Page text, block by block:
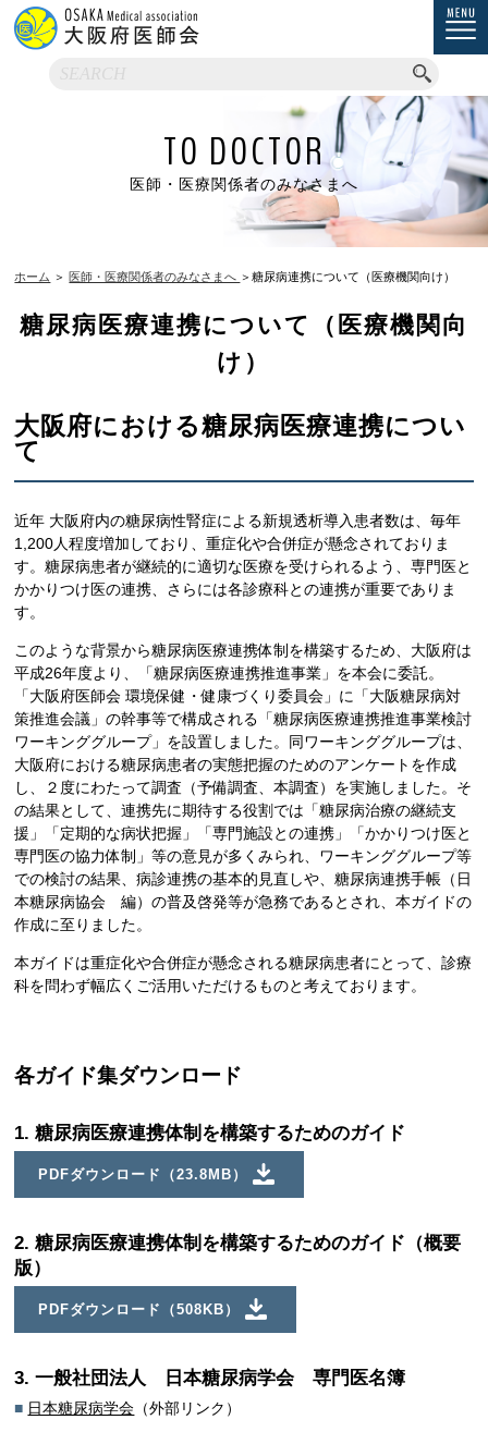
TO DOCTOR
医師・医療関係者のみなさまへ
ホーム ＞医師・医療関係者のみなさまへ ＞糖尿病連携について（医療機関向け）
糖尿病医療連携について（医療機関向
け）
大阪府における糖尿病医療連携につい
て
近年 大阪府内の糖尿病性腎症による新規透析導入患者数は、毎年
1,200人程度増加しており、重症化や合併症が懸念されておりま
す。糖尿病患者が継続的に適切な医療を受けられるよう、専門医と
かかりつけ医の連携、さらには各診療科との連携が重要でありま
す。
このような背景から糖尿病医療連携体制を構築するため、大阪府は
平成26年度より、「糖尿病医療連携推進事業」を本会に委託。
「大阪府医師会 環境保健・健康づくり委員会」に「大阪糖尿病対
策推進会議」の幹事等で構成される「糖尿病医療連携推進事業検討
ワーキンググループ」を設置しました。同ワーキンググループは、
大阪府における糖尿病患者の実態把握のためのアンケートを作成
し、２度にわたって調査（予備調査、本調査）を実施しました。そ
の結果として、連携先に期待する役割では「糖尿病治療の継続支
援」「定期的な病状把握」「専門施設との連携」「かかりつけ医と
専門医の協力体制」等の意見が多くみられ、ワーキンググループ等
での検討の結果、病診連携の基本的見直しや、糖尿病連携手帳（日
本糖尿病協会 編）の普及啓発等が急務であるとされ、本ガイドの
作成に至りました。
本ガイドは重症化や合併症が懸念される糖尿病患者にとって、診療
科を問わず幅広くご活用いただけるものと考えております。
各ガイド集ダウンロード
1. 糖尿病医療連携体制を構築するためのガイド
PDFダウンロード（23.8MB）
2. 糖尿病医療連携体制を構築するためのガイド（概要
版）
PDFダウンロード（508KB）
3. 一般社団法人 日本糖尿病学会 専門医名簿
■ 日本糖尿病学会 （外部リンク）